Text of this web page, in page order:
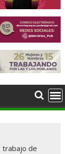
trabajo de